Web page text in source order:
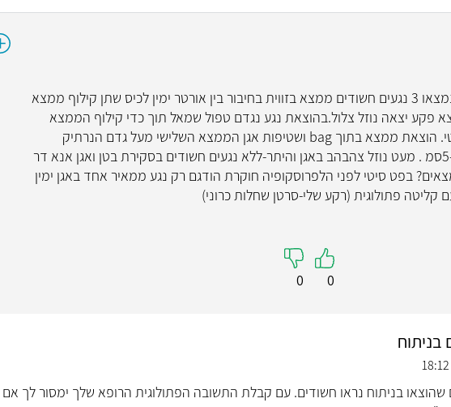
אבקש הסבר קצר באבחנה נמצאו 3 נגעים חשודים ממצא בזווית בחיבור בין אורטר ימין לכיס שתן קילוף ממצא
פקע יצאה נוזל צלול.בהוצאת נגע נגדם טפול שמאל תוך כדי קילוף הממצא
ממצא פקע ויצא חומר נקרוטי. הוצאת ממצא בתוך bag ושטיפות אגן הממצא השלישי מעל גדם הנרתיק
pararectal space בגודל 5-6סמ . מעט נוזל צהבהב באגן והיתר-ללא נגעים חשודים בסקירת בטן ואגן אנא דר
בפט סיטי לפני הלפרוסקופיה חוקרת הודגם רק נגע ממאיר אחד באגן ימין
קליטה פתולוגית (רקע שלי-סרטן שחלות כרוני)
0
0
בניתוח נראו חשודים. עם קבלת התשובה הפתולוגית הרופא שלך ימסור לך אם